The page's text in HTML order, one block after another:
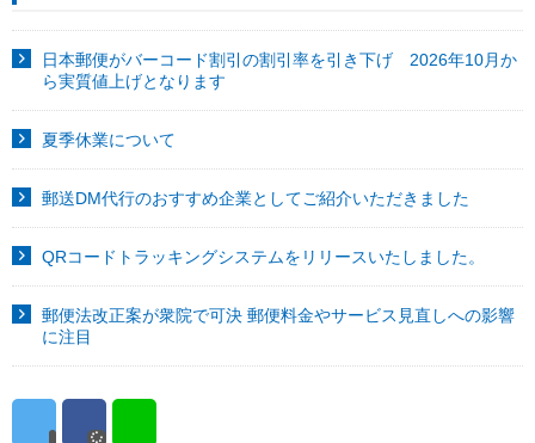
日本郵便がバーコード割引の割引率を引き下げ 2026年10月か
ら実質値上げとなります
夏季休業について
郵送DM代行のおすすめ企業としてご紹介いただきました
QRコードトラッキングシステムをリリースいたしました。
郵便法改正案が衆院で可決 郵便料金やサービス見直しへの影響
に注目